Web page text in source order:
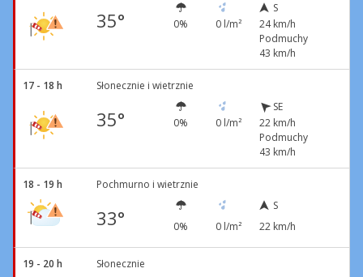
35° 0% 0 l/m²
S
24 km/h
Podmuchy
43 km/h
17 - 18 h Słonecznie i wietrznie
35° 0% 0 l/m²
SE
22 km/h
Podmuchy
43 km/h
18 - 19 h Pochmurno i wietrznie
33° 0% 0 l/m²
S
22 km/h
19 - 20 h Słonecznie